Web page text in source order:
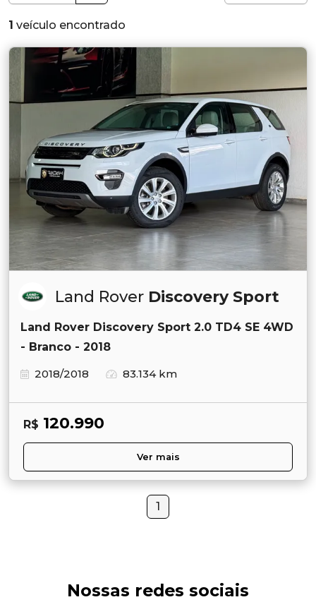
1 veículo encontrado
Land Rover Discovery Sport
Land Rover Discovery Sport 2.0 TD4 SE 4WD
- Branco - 2018
2018/2018
83.134 km
R$ 120.990
Ver mais
1
Nossas redes sociais